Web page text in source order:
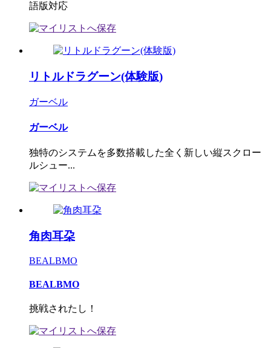
語版対応
リトルドラグーン(体験版)
ガーベル
ガーベル
独特のシステムを多数搭載した全く新しい縦スクロー
ルシュー...
角肉耳朶
BEALBMO
BEALBMO
挑戦されたし！